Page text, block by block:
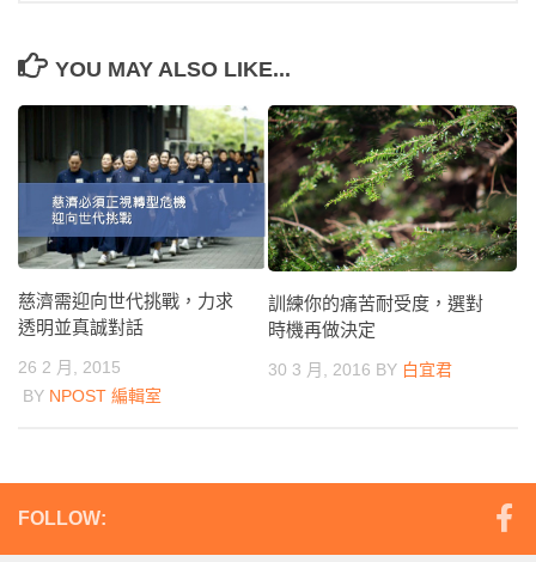
YOU MAY ALSO LIKE...
慈濟需迎向世代挑戰，力求
透明並真誠對話
26 2 月, 2015
BY NPOST 編輯室
訓練你的痛苦耐受度，選對
時機再做決定
30 3 月, 2016 BY 白宜君
FOLLOW: